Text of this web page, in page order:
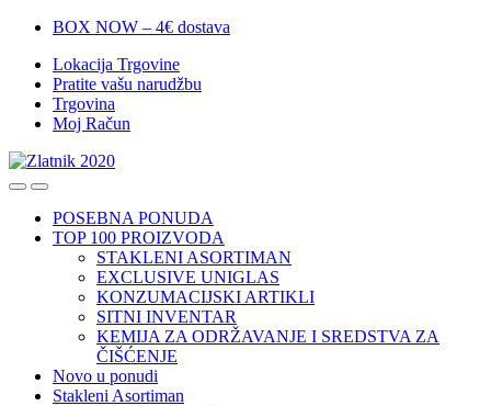
Skip
navigation
Skip
content
BOX NOW – 4€ dostava
Lokacija Trgovine
Pratite vašu narudžbu
Trgovina
Moj Račun
POSEBNA PONUDA
TOP 100 PROIZVODA
STAKLENI ASORTIMAN
EXCLUSIVE UNIGLAS
KONZUMACIJSKI ARTIKLI
SITNI INVENTAR
KEMIJA ZA ODRŽAVANJE I SREDSTVA ZA
ČIŠĆENJE
Novo u ponudi
Stakleni Asortiman